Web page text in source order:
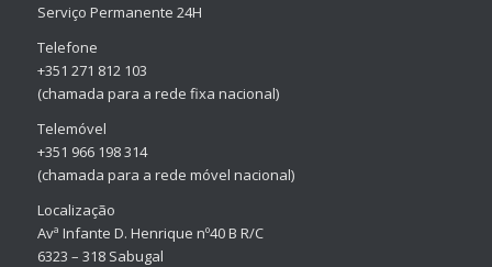
Serviço Permanente 24H
Telefone
+351 271 812 103
(chamada para a rede fixa nacional)
Telemóvel
+351 966 198 314
(chamada para a rede móvel nacional)
Localização
Avª Infante D. Henrique nº40 B R/C
6323 – 318 Sabugal